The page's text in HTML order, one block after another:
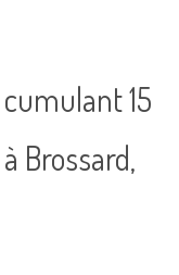
15
Brossard,